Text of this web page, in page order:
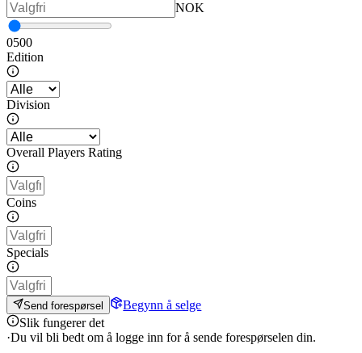
NOK
0500
Edition
Division
Overall Players Rating
Coins
Specials
Send forespørsel
Begynn å selge
Slik fungerer det
·Du vil bli bedt om å logge inn for å sende forespørselen din.